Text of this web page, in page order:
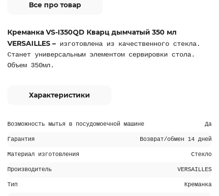
Все про товар
Креманка VS-I350QD Кварц дымчатый 350 мл
VERSAILLES – изготовлена из качественного стекла.
Станет универсальным элементом сервировки стола.
Объем 350мл.
Характеристики
Возможность мытья в посудомоечной машине Да
Гарантия Возврат/обмен 14 дней
Материал изготовления Стекло
Производитель VERSAILLES
Тип Креманка